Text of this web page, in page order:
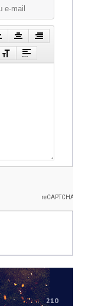
210